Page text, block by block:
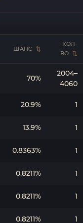
ШАНС
КОЛ-
ВО
70%
2004–
4060
20.9% 1
13.9% 1
0.8363% 1
0.8211% 1
0.8211% 1
0.8211% 1